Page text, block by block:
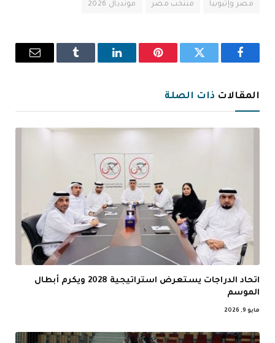
مصر وإثيوبيا منتخب مصر مونديال 2026
فيسبوك تويتر بينتيريستلينكدإن Tumblr
البريد
المقالات ذات الصلة
اتحاد الدراجات يستعرض استراتيجية 2028 ويكرم أبطال
الموسم
مايو 9, 2026